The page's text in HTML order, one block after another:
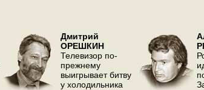
Дмитрий
ОРЕШКИН
Телевизор по-
прежнему
выигрывает битву
у холодильника